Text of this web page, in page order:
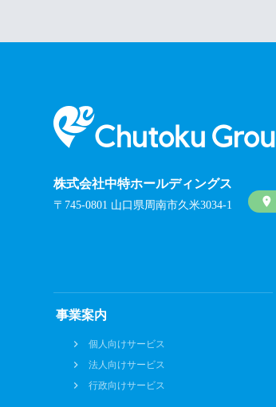
株式会社中特ホールディングス
〒745-0801 山口県周南市久米3034-1
事業案内
個人向けサービス
法人向けサービス
行政向けサービス